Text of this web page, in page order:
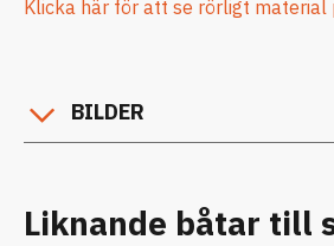
Klicka här för att se rörligt material
BILDER
Liknande båtar till